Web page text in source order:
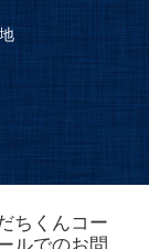
ちくんコー
ルでのお問